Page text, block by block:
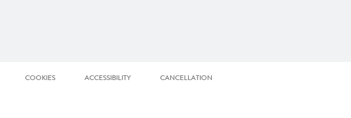
COOKIES ACCESSIBILITY CANCELLATION